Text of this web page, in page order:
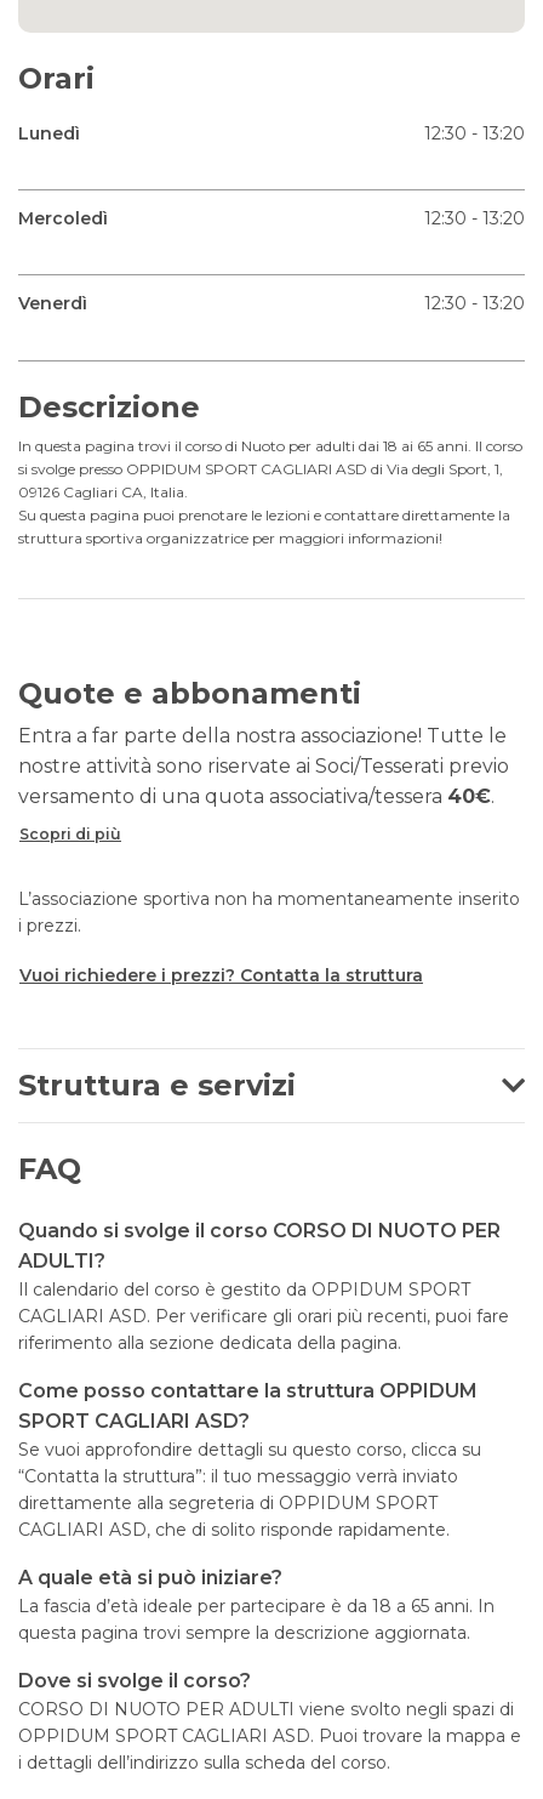
Orari
Lunedì 12:30 - 13:20
Mercoledì 12:30 - 13:20
Venerdì 12:30 - 13:20
Descrizione
In questa pagina trovi il corso di Nuoto per adulti dai 18 ai 65 anni. Il corso
si svolge presso OPPIDUM SPORT CAGLIARI ASD di Via degli Sport, 1,
09126 Cagliari CA, Italia.
Su questa pagina puoi prenotare le lezioni e contattare direttamente la
struttura sportiva organizzatrice per maggiori informazioni!
Quote e abbonamenti
Entra a far parte della nostra associazione! Tutte le
nostre attività sono riservate ai Soci/Tesserati previo
versamento di una quota associativa/tessera 40€.
Scopri di più
L’associazione sportiva non ha momentaneamente inserito
i prezzi.
Vuoi richiedere i prezzi? Contatta la struttura
Struttura e servizi
FAQ
Quando si svolge il corso CORSO DI NUOTO PER
ADULTI?
Il calendario del corso è gestito da OPPIDUM SPORT
CAGLIARI ASD. Per verificare gli orari più recenti, puoi fare
riferimento alla sezione dedicata della pagina.
Come posso contattare la struttura OPPIDUM
SPORT CAGLIARI ASD?
Se vuoi approfondire dettagli su questo corso, clicca su
“Contatta la struttura”: il tuo messaggio verrà inviato
direttamente alla segreteria di OPPIDUM SPORT
CAGLIARI ASD, che di solito risponde rapidamente.
A quale età si può iniziare?
La fascia d’età ideale per partecipare è da 18 a 65 anni. In
questa pagina trovi sempre la descrizione aggiornata.
Dove si svolge il corso?
CORSO DI NUOTO PER ADULTI viene svolto negli spazi di
OPPIDUM SPORT CAGLIARI ASD. Puoi trovare la mappa e
i dettagli dell’indirizzo sulla scheda del corso.